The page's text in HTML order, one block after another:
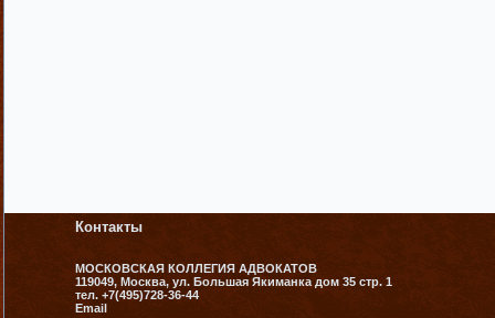
Контакты
МОСКОВСКАЯ КОЛЛЕГИЯ АДВОКАТОВ
119049, Москва, ул. Большая Якиманка дом 35 стр. 1
тел. +7(495)728-36-44
Email